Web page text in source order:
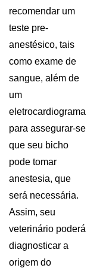
recomendar um
teste pre-
anestésico, tais
como exame de
sangue, além de
um
eletrocardiograma
para assegurar-se
que seu bicho
pode tomar
anestesia, que
será necessária.
Assim, seu
veterinário poderá
diagnosticar a
origem do